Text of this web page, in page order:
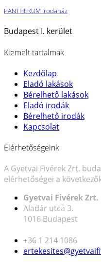
PANTHERUM Irodaház
Budapest I. kerület
Kiemelt tartalmak
Kezdőlap
Eladó lakások
Bérelhető lakások
Eladó irodák
Bérelhető irodák
Kapcsolat
Elérhetőségeink
A Gyetvai Fivérek Zrt.
elérhetőségei a
Gyetvai Fivérek Zrt.
Aladár utca 3.
1016 Budapest
+36 1 214 1086